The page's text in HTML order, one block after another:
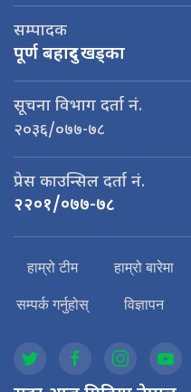
सम्पादक
पूर्ण बहादुर खड्का
सूचना विभाग दर्ता नं.
२०३६/०७७-७८
प्रेस काउन्सिल दर्ता नं.
२२०१/०७७-७८
हाम्रो टीम हाम्रो बारेमा
सम्पर्क गर्नुहोस् विज्ञापन